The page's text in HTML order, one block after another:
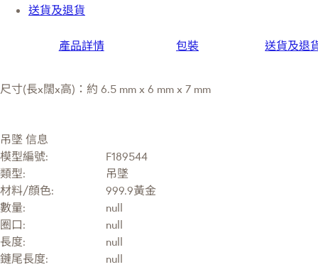
送貨及退貨
產品詳情 包裝 送貨及退
尺寸(長x闊x高)：約 6.5 mm x 6 mm x 7 mm
吊墜 信息
模型編號:
F189544
類型:
吊墜
材料/顔色:
999.9黃金
數量:
null
圈口:
null
長度:
null
鏈尾長度:
null